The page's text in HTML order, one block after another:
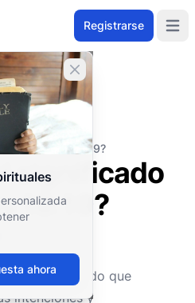
Registrarse
Cerrar banner
ahora
de Génesis 18:19?
significado
18:19?
profundo que
intenciones y